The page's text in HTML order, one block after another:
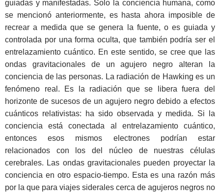
guiadas y manifestadas. Solo la conciencia humana, como
se mencionó anteriormente, es hasta ahora imposible de
recrear a medida que se genera la fuente, o es guiada y
controlada por una forma oculta, que también podría ser el
entrelazamiento cuántico. En este sentido, se cree que las
ondas gravitacionales de un agujero negro alteran la
conciencia de las personas. La radiación de Hawking es un
fenómeno real. Es la radiación que se libera fuera del
horizonte de sucesos de un agujero negro debido a efectos
cuánticos relativistas: ha sido observada y medida. Si la
conciencia está conectada al entrelazamiento cuántico,
entonces esos mismos electrones podrían estar
relacionados con los del núcleo de nuestras células
cerebrales. Las ondas gravitacionales pueden proyectar la
conciencia en otro espacio-tiempo. Esta es una razón más
por la que para viajes siderales cerca de agujeros negros no